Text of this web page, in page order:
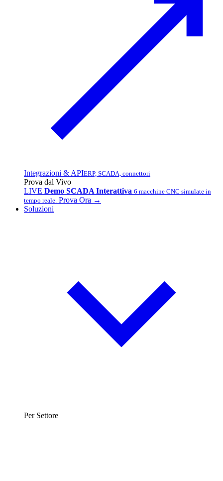
Integrazioni & APIERP, SCADA, connettori
Prova dal Vivo
LIVE Demo SCADA Interattiva 6 macchine CNC simulate in
tempo reale. Prova Ora →
Soluzioni
Per Settore